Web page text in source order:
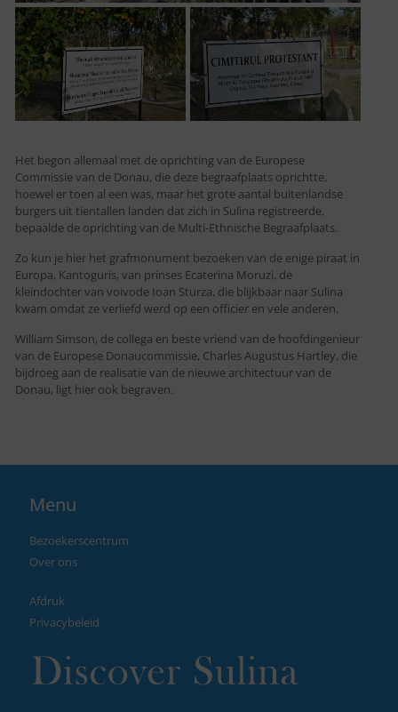
Het begon allemaal met de oprichting van de Europese
Commissie van de Donau, die deze begraafplaats oprichtte,
hoewel er toen al een was, maar het grote aantal buitenlandse
burgers uit tientallen landen dat zich in Sulina registreerde,
bepaalde de oprichting van de Multi-Ethnische Begraafplaats.
Zo kun je hier het grafmonument bezoeken van de enige piraat in
Europa, Kantoguris, van prinses Ecaterina Moruzi, de
kleindochter van voivode Ioan Sturza, die blijkbaar naar Sulina
kwam omdat ze verliefd werd op een officier en vele anderen.
William Simson, de collega en beste vriend van de hoofdingenieur
van de Europese Donaucommissie, Charles Augustus Hartley, die
bijdroeg aan de realisatie van de nieuwe architectuur van de
Donau, ligt hier ook begraven.
Menu
Bezoekerscentrum
Over ons
Afdruk
Privacybeleid